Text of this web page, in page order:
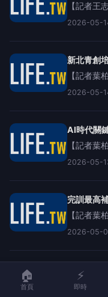
【記者王
量展現驚
出，成功
2026-05-
【記者葉
報！由新
賽」前
「歐姆佳
2026-05-
【記者葉
速發展與
識讀」三
來必備能
2026-05-
【記者葉
助青年及
第2梯次課
2026-05-
🏠
首頁
⚡
即時